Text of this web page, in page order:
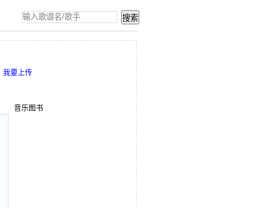
我要上传
音乐图书